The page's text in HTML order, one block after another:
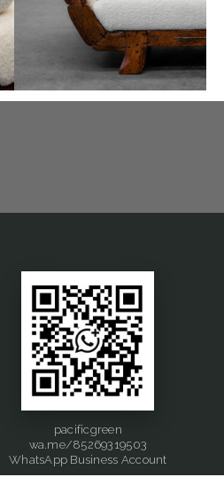
pacificgreen
wa.me/85269319503
WhatsApp Business Account